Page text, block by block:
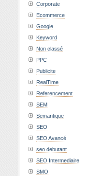
Corporate
Ecommerce
Google
Keyword
Non classé
PPC
Publicite
RealTime
Referencement
SEM
Semantique
SEO
SEO Avancé
seo debutant
SEO Intermediaire
SMO